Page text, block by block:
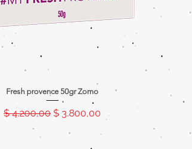
Fresh provence 50gr Zomo
Precio
$ 4.200,00 Precio de oferta
$ 3.800,00